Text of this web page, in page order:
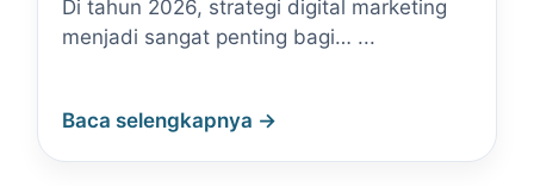
Di tahun 2026, strategi digital marketing
menjadi sangat penting bagi… ...
Baca selengkapnya →